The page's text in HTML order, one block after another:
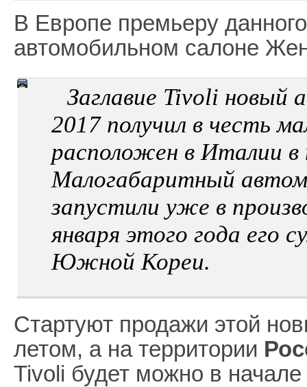
В Европе премьеру
автомобильном салоне
Заглавие Tivoli новый
2017 получил в честь
расположен в Италии
Малогабаритный
запустили уже в
января этого года его
Южной Кореи.
Стартуют продажи этой
летом, а на территории
Tivoli будет можно в